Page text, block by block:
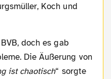
Koch und
Die Äußerung von
ist chaotisch“ sorgte